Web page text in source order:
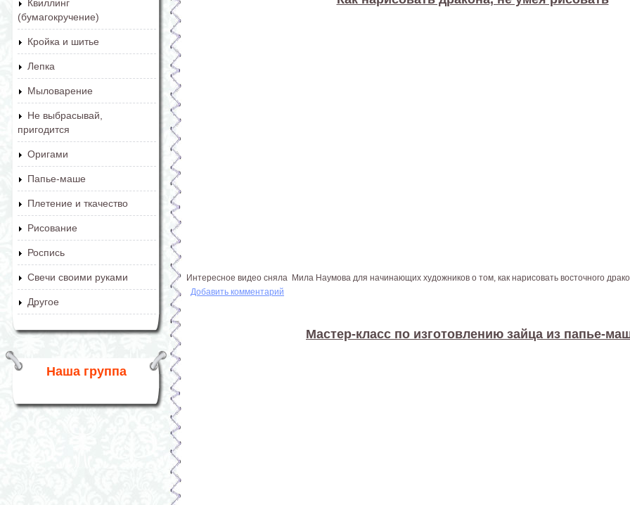
Квиллинг
(бумагокручение)
Кройка и шитье
Лепка
Мыловарение
Не выбрасывай,
пригодится
Оригами
Папье-маше
Плетение и ткачество
Рисование
Роспись
Свечи своими руками
Другое
Наша группа
Интересное видео сняла Мила Наумова для начинающих художников о том, как нарисовать восточного
Добавить комментарий
Мастер-класс по изготовлению зайца из папье-